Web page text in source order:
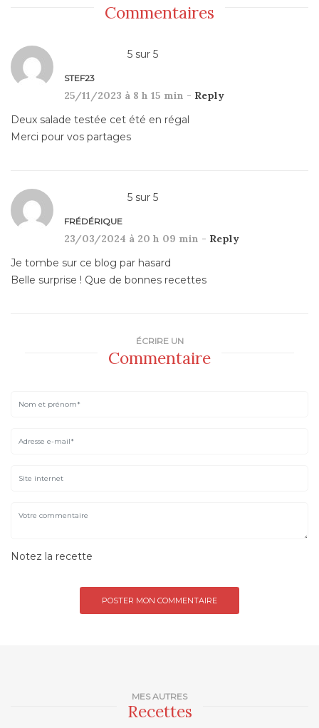
MES AUTRES
Recettes
Commentaires
5 sur 5
STEF23
25/11/2023 à 8 h 15 min - Reply
Deux salade testée cet été en régal
Merci pour vos partages
5 sur 5
FRÉDÉRIQUE
23/03/2024 à 20 h 09 min - Reply
Je tombe sur ce blog par hasard
Belle surprise ! Que de bonnes recettes
ÉCRIRE UN
Commentaire
Notez la recette